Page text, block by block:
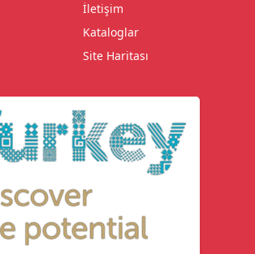
İletişim
Kataloglar
Site Haritası